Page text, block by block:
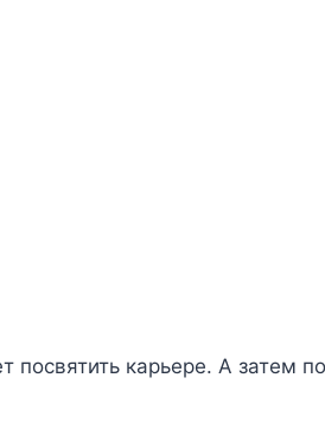
карьере. А затем